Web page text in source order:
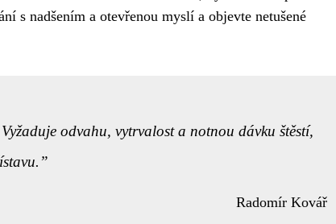
s nadšením a otevřenou myslí a objevte netušené
odvahu, vytrvalost a notnou dávku štěstí,
Radomír Kovář